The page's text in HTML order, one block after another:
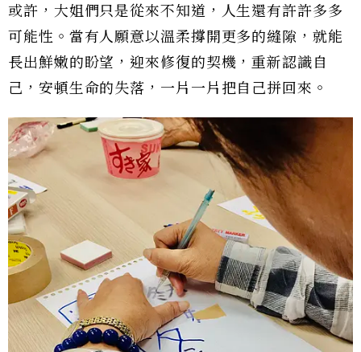
或許，大姐們只是從來不知道，人生還有許許多多
可能性。當有人願意以溫柔撐開更多的縫隙，就能
長出鮮嫩的盼望，迎來修復的契機，重新認識自
己，安頓生命的失落，一片一片把自己拼回來。